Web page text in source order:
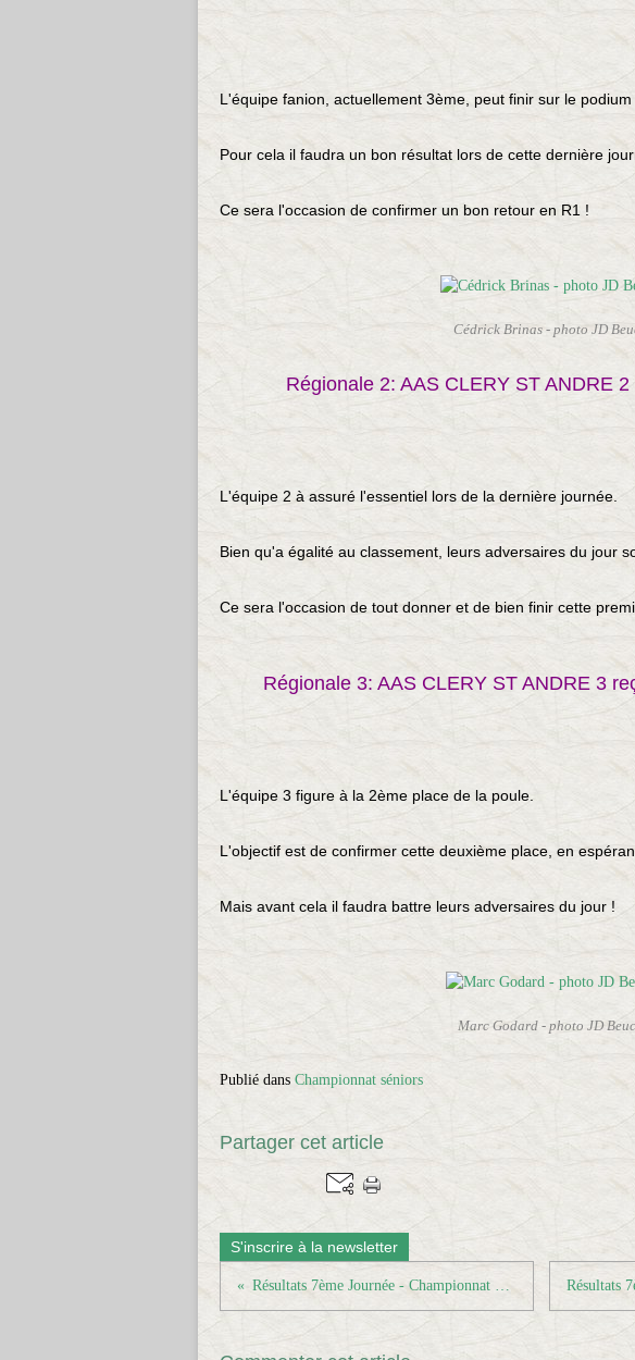
L'équipe fanion, actuellement 3ème, peut finir sur le podium
Pour cela il faudra un bon résultat lors de cette dernière
Ce sera l'occasion de confirmer un bon retour en R1 !
Cédrick Brinas - photo JD
Régionale 2: AAS CLERY ST ANDRE 2
L'équipe 2 à assuré l'essentiel lors de la dernière journée.
Bien qu'a égalité au classement, leurs adversaires du jour
Ce sera l'occasion de tout donner et de bien finir cette
Régionale 3: AAS CLERY ST ANDRE 3
L'équipe 3 figure à la 2ème place de la poule.
L'objectif est de confirmer cette deuxième place, en
Mais avant cela il faudra battre leurs adversaires du jour !
Marc Godard - photo JD
Publié dans Championnat séniors
Partager cet article
S'inscrire à la newsletter
Résultats 7ème Journée - Championnat Séniors